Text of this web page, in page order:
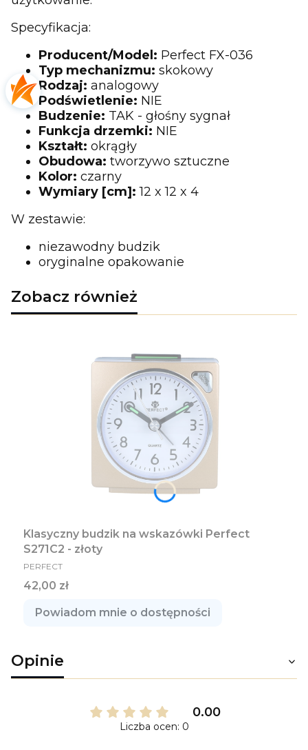
Specyfikacja:
Producent/Model: Perfect FX-036
Typ mechanizmu: skokowy
Rodzaj: analogowy
Podświetlenie: NIE
Budzenie: TAK - głośny sygnał
Funkcja drzemki: NIE
Kształt: okrągły
Obudowa: tworzywo sztuczne
Kolor: czarny
Wymiary [cm]: 12 x 12 x 4
W zestawie:
niezawodny budzik
oryginalne opakowanie
Zobacz również
Klasyczny budzik na wskazówki Perfect
S271C2 - złoty
PRODUCENT
PERFECT
Cena
42,00 zł
Powiadom mnie o dostępności
Opinie
0.00
Liczba ocen: 0